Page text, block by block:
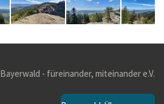
Bayerwald - füreinander, miteinander e.V.